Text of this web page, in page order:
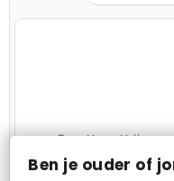
Ben je ouder of
Farm Merge Valley